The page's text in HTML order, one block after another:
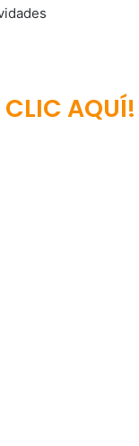
AQUÍ!